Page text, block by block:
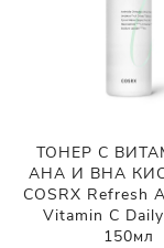
ТОНЕР С
AHA И BHA
COSRX Refresh
Vitamin C
150мл